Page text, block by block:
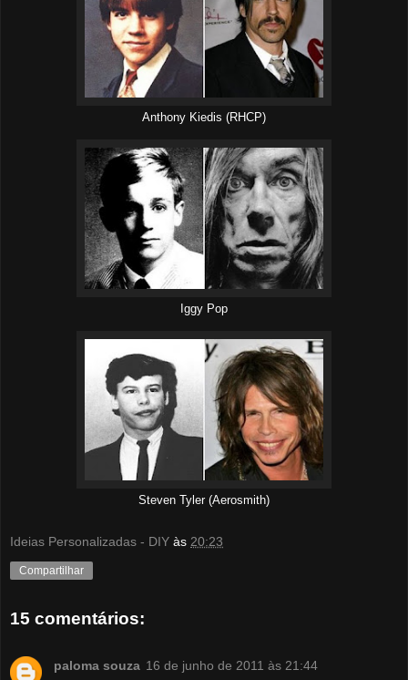
Anthony Kiedis (RHCP)
Iggy Pop
Steven Tyler (Aerosmith)
Ideias Personalizadas - DIY às 20:23
Compartilhar
15 comentários:
paloma souza 16 de junho de 2011 às 21:44